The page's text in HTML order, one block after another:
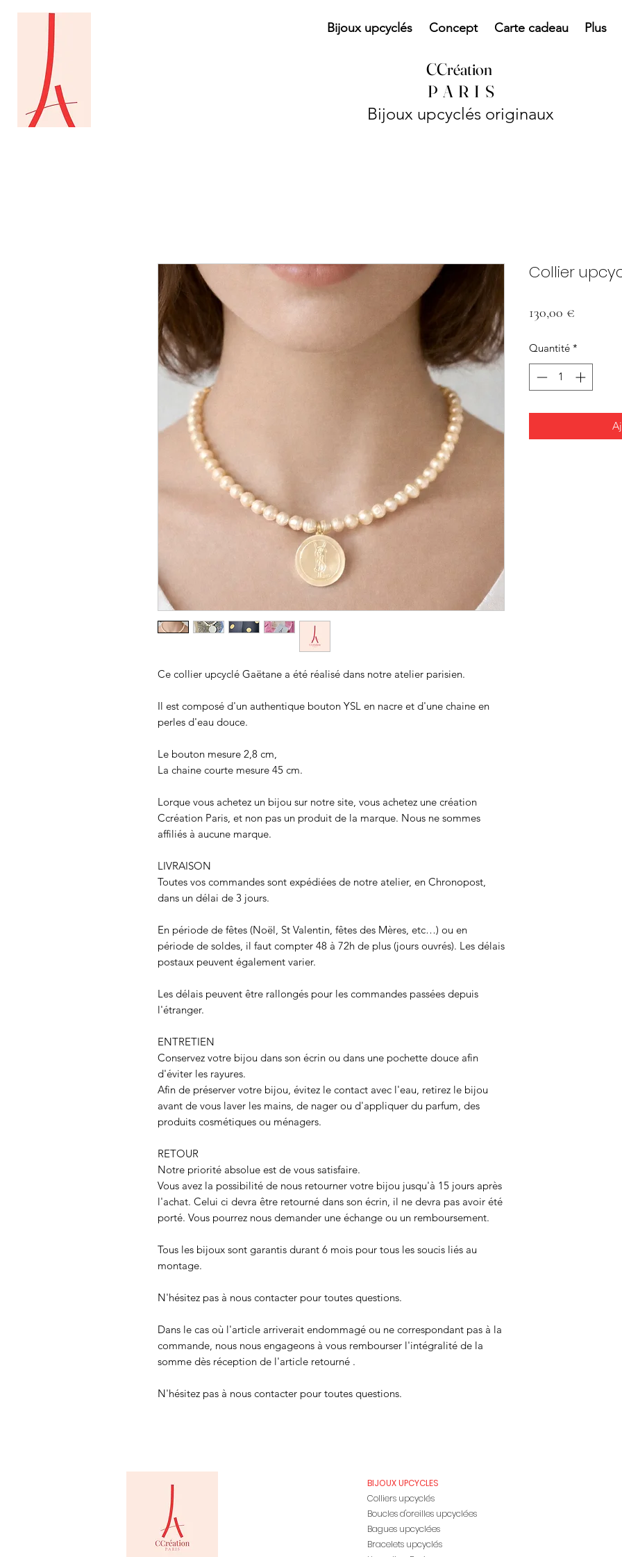
Bijoux upcyclés Concept Carte cadeau Plus
CCréation
P A R I S
Bijoux upcyclés originaux
Ce collier upcyclé Gaëtane a été réalisé dans notre atelier parisien.
Il est composé d'un authentique bouton YSL en nacre et d'une chaine en
perles d'eau douce.
Le bouton mesure 2,8 cm,
La chaine courte mesure 45 cm.
Lorque vous achetez un bijou sur notre site, vous achetez une création
Ccréation Paris, et non pas un produit de la marque. Nous ne sommes
affiliés à aucune marque.
LIVRAISON
Toutes vos commandes sont expédiées de notre atelier, en Chronopost,
dans un délai de 3 jours.
En période de fêtes (Noël, St Valentin, fêtes des Mères, etc…) ou en
période de soldes, il faut compter 48 à 72h de plus (jours ouvrés). Les délais
postaux peuvent également varier.
Les délais peuvent être rallongés pour les commandes passées depuis
l'étranger.
ENTRETIEN
Conservez votre bijou dans son écrin ou dans une pochette douce afin
d'éviter les rayures.
Afin de préserver votre bijou, évitez le contact avec l'eau, retirez le bijou
avant de vous laver les mains, de nager ou d'appliquer du parfum, des
produits cosmétiques ou ménagers.
RETOUR
Notre priorité absolue est de vous satisfaire.
Vous avez la possibilité de nous retourner votre bijou jusqu'à 15 jours après
l'achat. Celui ci devra être retourné dans son écrin, il ne devra pas avoir été
porté. Vous pourrez nous demander une échange ou un remboursement.
Tous les bijoux sont garantis durant 6 mois pour tous les soucis liés au
montage.
N'hésitez pas à nous contacter pour toutes questions.
Dans le cas où l'article arriverait endommagé ou ne correspondant pas à la
commande, nous nous engageons à vous rembourser l'intégralité de la
somme dès réception de l'article retourné .
N'hésitez pas à nous contacter pour toutes questions.
Collier
130,00 €
Quantité *
BIJOUX UPCYCLES
Colliers upcyclés
Boucles d'oreilles upcyclées
Bagues upcyclées
Bracelets upcyclés